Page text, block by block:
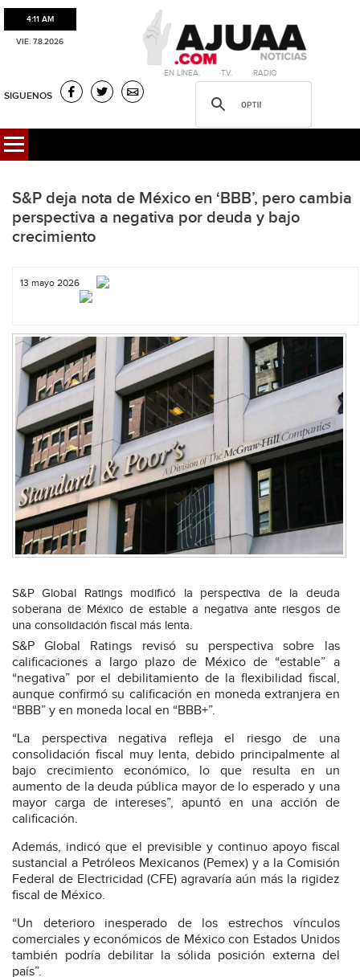
4:11 AM
VIE. 7.8.2026
·EN LÍNEA. ·T.V. ·RADIO
SIGUENOS
S&P deja nota de México en ‘BBB’, pero cambia
perspectiva a negativa por deuda y bajo
crecimiento
13 mayo 2026
S&P Global Ratings modificó la perspectiva de la deuda
soberana de México de estable a negativa ante riesgos de
una consolidación fiscal más lenta.
S&P Global Ratings revisó su perspectiva sobre las
calificaciones a largo plazo de México de “estable” a
“negativa” por el debilitamiento de la flexibilidad fiscal,
aunque confirmó su calificación en moneda extranjera en
“BBB” y en moneda local en “BBB+”.
“La perspectiva negativa refleja el riesgo de una
consolidación fiscal muy lenta, debido principalmente al
bajo crecimiento económico, lo que resulta en un
aumento de la deuda pública mayor de lo esperado y una
mayor carga de intereses”, apuntó en una acción de
calificación.
Además, indicó que el previsible y continuo apoyo fiscal
sustancial a Petróleos Mexicanos (Pemex) y a la Comisión
Federal de Electricidad (CFE) agravaría aún más la rigidez
fiscal de México.
“Un deterioro inesperado de los estrechos vínculos
comerciales y económicos de México con Estados Unidos
también podría debilitar la sólida posición externa del
país”.